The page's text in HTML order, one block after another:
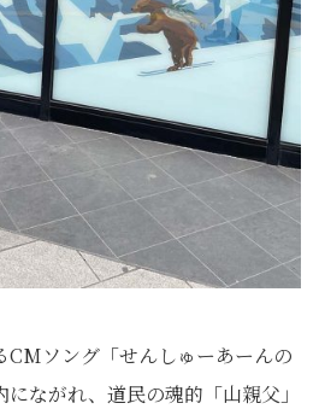
CMソング「せんしゅーあーんの
ながれ、道民の魂的「山親父」